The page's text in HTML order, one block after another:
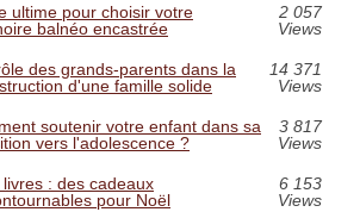
ultime pour choisir votre
balnéo encastrée
2 057
Views
des grands-parents dans la
d'une famille solide
14 371
Views
soutenir votre enfant dans sa
vers l'adolescence ?
3 817
Views
livres : des cadeaux
pour Noël
6 153
Views